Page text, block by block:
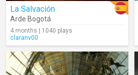
La Salvación
Arde Bogotá
4 months | 1040 plays
claranv00